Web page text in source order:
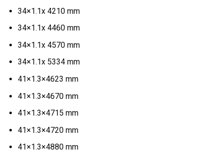
34×1.1x 4210 mm
34×1.1x 4460 mm
34×1.1x 4570 mm
34×1.1x 5334 mm
41×1.3×4623 mm
41×1.3×4670 mm
41×1.3×4715 mm
41×1.3×4720 mm
41×1.3×4880 mm